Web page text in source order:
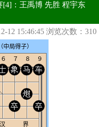
[4]：王禹博 先胜 程宇东
12 15:46:45 浏览次数：310